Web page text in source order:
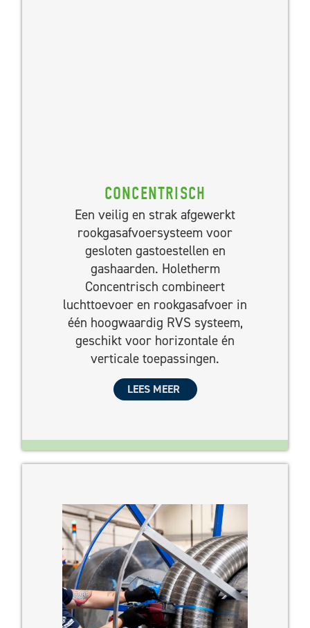
CONCENTRISCH
Een veilig en strak afgewerkt
rookgasafvoersysteem voor
gesloten gastoestellen en
gashaarden. Holetherm
Concentrisch combineert
luchttoevoer en rookgasafvoer in
één hoogwaardig RVS systeem,
geschikt voor horizontale én
verticale toepassingen.
LEES MEER